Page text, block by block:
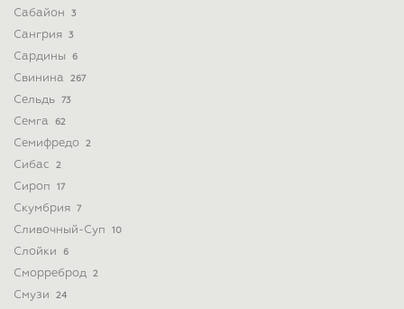
Сабайон 3
Сангрия 3
Сардины 6
Свинина 267
Сельдь 73
Семга 62
Семифредо 2
Сибас 2
Сироп 17
Скумбрия 7
Сливочный-Суп 10
Слойки 6
Сморреброд 2
Смузи 24